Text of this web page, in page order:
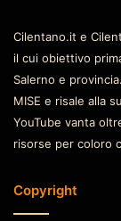
Cilentano.it e
il cui obiettivo
Salerno e
MISE e risale alla
YouTube vanta
risorse per coloro
Copyright